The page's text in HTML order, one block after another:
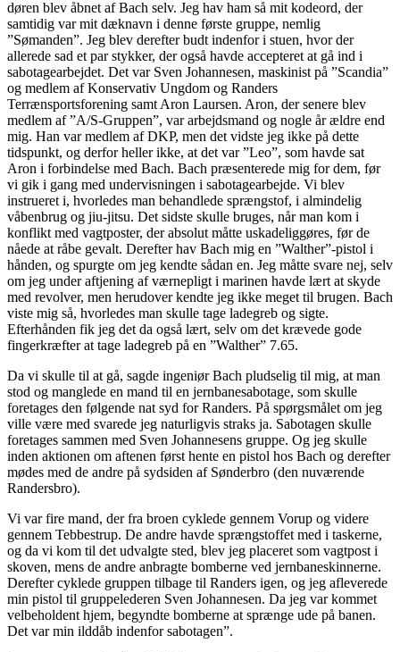
døren blev åbnet af Bach selv. Jeg hav ham så mit kodeord, der
samtidig var mit dæknavn i denne første gruppe, nemlig
”Sømanden”. Jeg blev derefter budt indenfor i stuen, hvor der
allerede sad et par stykker, der også havde accepteret at gå ind i
sabotagearbejdet. Det var Sven Johannesen, maskinist på ”Scandia”
og medlem af Konservativ Ungdom og Randers
Terrænsportsforening samt Aron Laursen. Aron, der senere blev
medlem af ”A/S-Gruppen”, var arbejdsmand og nogle år ældre end
mig. Han var medlem af DKP, men det vidste jeg ikke på dette
tidspunkt, og derfor heller ikke, at det var ”Leo”, som havde sat
Aron i forbindelse med Bach. Bach præsenterede mig for dem, før
vi gik i gang med undervisningen i sabotagearbejde. Vi blev
instrueret i, hvorledes man behandlede sprængstof, i almindelig
våbenbrug og jiu-jitsu. Det sidste skulle bruges, når man kom i
konflikt med vagtposter, der absolut måtte uskadeliggøres, før de
nåede at råbe gevalt. Derefter hav Bach mig en ”Walther”-pistol i
hånden, og spurgte om jeg kendte sådan en. Jeg måtte svare nej, selv
om jeg under aftjening af værnepligt i marinen havde lært at skyde
med revolver, men herudover kendte jeg ikke meget til brugen. Bach
viste mig så, hvorledes man skulle tage ladegreb og sigte.
Efterhånden fik jeg det da også lært, selv om det krævede gode
fingerkræfter at tage ladegreb på en ”Walther” 7.65.
Da vi skulle til at gå, sagde ingeniør Bach pludselig til mig, at man
stod og manglede en mand til en jernbanesabotage, som skulle
foretages den følgende nat syd for Randers. På spørgsmålet om jeg
ville være med svarede jeg naturligvis straks ja. Sabotagen skulle
foretages sammen med Sven Johannesens gruppe. Og jeg skulle
inden aktionen om aftenen først hente en pistol hos Bach og derefter
mødes med de andre på sydsiden af Sønderbro (den nuværende
Randersbro).
Vi var fire mand, der fra broen cyklede gennem Vorup og videre
gennem Tebbestrup. De andre havde sprængstoffet med i taskerne,
og da vi kom til det udvalgte sted, blev jeg placeret som vagtpost i
skoven, mens de andre anbragte bomberne ved jernbaneskinnerne.
Derefter cyklede gruppen tilbage til Randers igen, og jeg afleverede
min pistol til gruppelederen Sven Johannesen. Da jeg var kommet
velbeholdent hjem, begyndte bomberne at sprænge ude på banen.
Det var min ilddåb indenfor sabotagen”.